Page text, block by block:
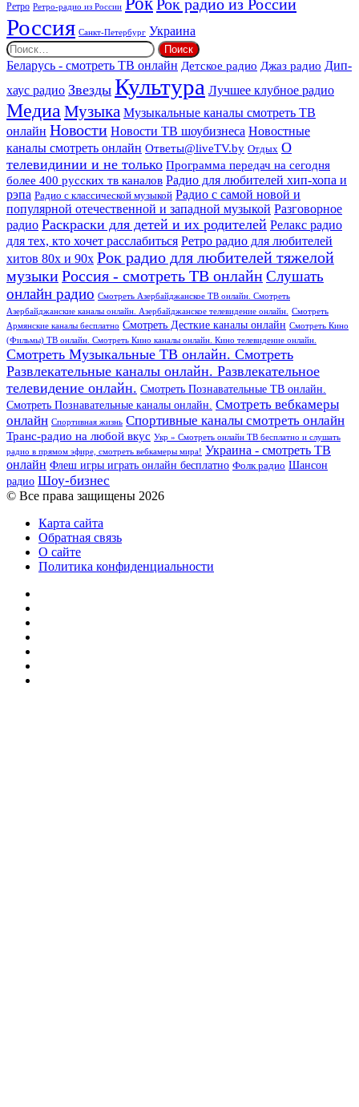
Ретро Ретро-радио из России Рок радио из России
Россия Санкт-Петербург Украина
Найти:
Беларусь - смотреть ТВ онлайн Детское радио Джаз радио Дип-
хаус радио Звезды Культура Лучшее клубное радио
Медиа Музыка Музыкальные каналы смотреть ТВ
онлайн Новости Новости ТВ шоубизнеса Новостные
каналы смотреть онлайн Ответы@liveTV.by Отдых О
телевидинии и не только Программа передач на сегодня
более 400 русских тв каналов Радио для любителей хип-хопа и
рэпа Радио с классической музыкой Радио с самой новой и
популярной отечественной и западной музыкой Разговорное
радио Раскраски для детей и их родителей Релакс радио
для тех, кто хочет расслабиться Ретро радио для любителей
хитов 80х и 90х Рок радио для любителей тяжелой
музыкиРоссия - смотреть ТВ онлайнСлушать
онлайн радио Смотреть Азербайджанское ТВ онлайн. Смотреть
Азербайджанские каналы онлайн. Азербайджанское телевидение онлайн.
Смотреть
Армянские каналы бесплатно Смотреть Десткие каналы онлайн Смотреть Кино
(Фильмы) ТВ онлайн. Смотреть Кино каналы онлайн. Кино телевидение онлайн.
Смотреть Музыкальные ТВ онлайн. Смотреть
Развлекательные каналы онлайн. Развлекательное
телевидение онлайн. Смотреть Познавательные ТВ онлайн.
Смотреть Познавательные каналы онлайн. Смотреть вебкамеры
онлайн Спортивная жизнь Спортивные каналы смотреть онлайн
Транс-радио на любой вкус Укр » Смотреть онлайн ТВ бесплатно и слушать
радио в прямом эфире, смотреть вебкамеры мира! Украина - смотреть ТВ
онлайн Флеш игры играть онлайн бесплатно Фолк радио Шансон
радио Шоу-бизнес
© Все права защищены 2026
Карта сайта
Обратная связь
О сайте
Политика конфиденциальности